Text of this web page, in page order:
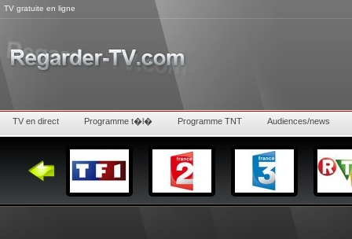
TV gratuite en ligne
TV en direct Programme t�l� Programme TNT Audiences/news